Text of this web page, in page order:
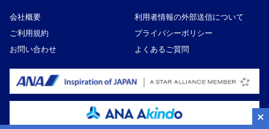
会社概要
利用者情報の外部送信について
ご利用規約
プライバシーポリシー
お問い合わせ
よくあるご質問